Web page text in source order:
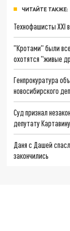
ЧИТАЙТЕ ТАКЖЕ:
Технофашисты XXI
"Кротами" были
охотятся "живые
Генпрокуратура
новосибирского
Суд признал
депутату Картавину
Даня с Дашей
закончились